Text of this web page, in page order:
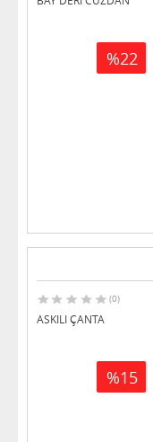
%22
(0)
ASKILI ÇANTA
%15